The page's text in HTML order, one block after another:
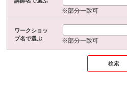
※部分一致可
ワークショッ
プ名で選ぶ
※部分一致可